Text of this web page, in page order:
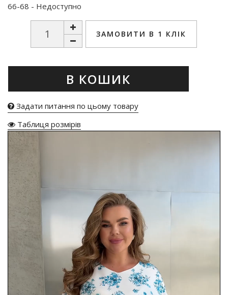
66-68 - Недоступно
ЗАМОВИТИ В 1 КЛІК
В КОШИК
Задати питання по цьому товару
Таблиця розмірів